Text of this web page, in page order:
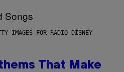
IMAGES FOR RADIO DISNEY
That Make